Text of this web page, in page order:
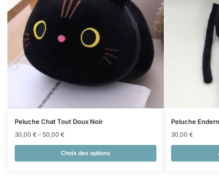
Peluche Chat Tout Doux Noir
30,00 € – 50,00 €
Choix des options
Peluche
30,00 €